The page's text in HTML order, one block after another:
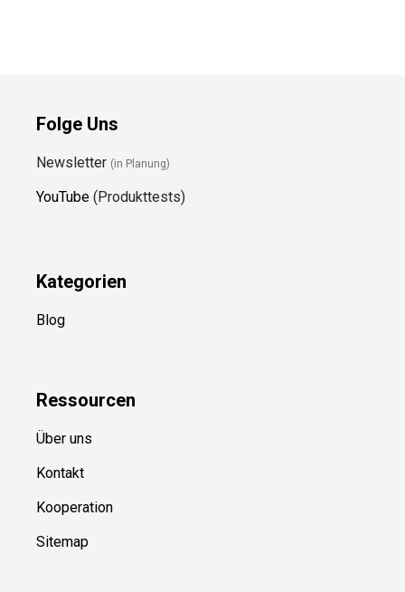
Folge Uns
Newsletter (in Planung)
YouTube (Produkttests)
Kategorien
Blog
Ressourcen
Über uns
Kontakt
Kooperation
Sitemap